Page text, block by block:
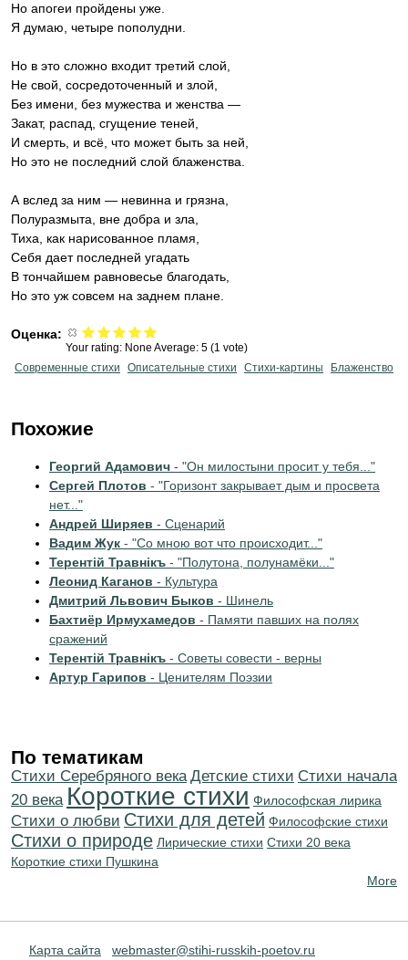
Но апогеи пройдены уже.
Я думаю, четыре пополудни.
Но в это сложно входит третий слой,
Не свой, сосредоточенный и злой,
Без имени, без мужества и женства —
Закат, распад, сгущение теней,
И смерть, и всё, что может быть за ней,
Но это не последний слой блаженства.
А вслед за ним — невинна и грязна,
Полуразмыта, вне добра и зла,
Тиха, как нарисованное пламя,
Себя дает последней угадать
В тончайшем равновесье благодать,
Но это уж совсем на заднем плане.
Оценка:
Your rating: None Average: 5 (1 vote)
Современные стихи
Описательные стихи Стихи-картины Блаженство
Похожие
Георгий Адамович - "Он милостыни просит у тебя..."
Сергей Плотов - "Горизонт закрывает дым и просвета
нет..."
Андрей Ширяев - Сценарий
Вадим Жук - "Со мною вот что происходит..."
Терентiй Травнiкъ - "Полутона, полунамёки..."
Леонид Каганов - Культура
Дмитрий Львович Быков - Шинель
Бахтиёр Ирмухамедов - Памяти павших на полях
сражений
Терентiй Травнiкъ - Советы совести - верны
Артур Гарипов - Ценителям Поэзии
По тематикам
Cтихи Серебряного века Детские стихи Cтихи начала
20 века Короткие стихи Философская лирика
Стихи о любви Стихи для детей Философские стихи
Стихи о природе Лирические стихи Стихи 20 века
Короткие стихи Пушкина
More
Карта сайта webmaster@stihi-russkih-poetov.ru